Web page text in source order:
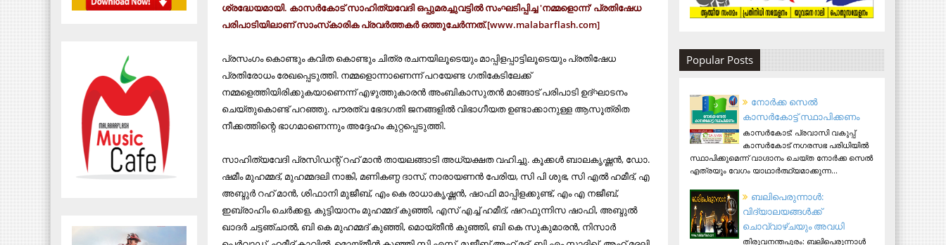
ശ്രദ്ധേയമായി. കാസര്‍കോട് സാഹിത്യവേദി ഒപ്പുമരച്ചുവട്ടില്‍ സംഘടിപ്പിച്ച 'നമ്മളൊന്ന്' പ്രതിഷേധ
പരിപാടിയിലാണ് സാംസ്‌കാരിക പ്രവര്‍ത്തകര്‍ ഒത്തുചേര്‍ന്നത്.[www.malabarflash.com]
പ്രസംഗം കൊണ്ടും കവിത കൊണ്ടും ചിത്ര രചനയിലൂടെയും മാപ്പിളപ്പാട്ടിലൂടെയും പ്രതിഷേധ
പ്രതിരോധം രേഖപ്പെടുത്തി. നമ്മളൊന്നാണെന്ന് പറയേണ്ട ഗതികേടിലേക്ക്
നമ്മളെത്തിയിരിക്കുകയാണെന്ന് എഴുത്തുകാരന്‍ അംബികാസുതന്‍ മാങ്ങാട് പരിപാടി ഉദ്ഘാടനം
ചെയ്തുകൊണ്ട് പറഞ്ഞു. പൗരത്വ ഭേദഗതി ജനങ്ങളില്‍ വിഭാഗീയത ഉണ്ടാക്കാനുള്ള ആസൂത്രിത
നീക്കത്തിന്റെ ഭാഗമാണെന്നും അദ്ദേഹം കുറ്റപ്പെടുത്തി.
സാഹിത്യവേദി പ്രസിഡന്റ് റഹ് മാന്‍ തായലങ്ങാടി അധ്യക്ഷത വഹിച്ചു. കൂക്കള്‍ ബാലകൃഷ്ണന്‍, ഡോ.
ഷമീം മുഹമ്മദ്, മുഹമ്മദലി നാങ്കി, മണികണ്ഠ ദാസ്, നാരായണന്‍ പേരിയ, സി പി ശുഭ, സി എല്‍ ഹമീദ്, എ
അബ്ദുര്‍ റഹ് മാന്‍, ശിഫാനി മുജീബ്, എം കെ രാധാകൃഷ്ണന്‍, ഷാഫി മാപ്പിളക്കുണ്ട്, എം എ നജീബ്,
ഇബ്രാഹിം ചെര്‍ക്കള, കുട്ടിയാനം മുഹമ്മദ് കുഞ്ഞി, എസ് എച്ച് ഹമീദ്, ഷറഫുന്നിസ ഷാഫി, അബ്ദുല്‍
ഖാദര്‍ ചട്ടഞ്ചാല്‍, ബി കെ മുഹമ്മദ് കുഞ്ഞി, മൊയ്തീന്‍ കുഞ്ഞി, ബി കെ സുകുമാരന്‍, നിസാര്‍
Popular Posts
നോര്‍ക്ക സെല്‍
കാസര്‍കോട്ട് സ്ഥാപിക്കണം
കാസര്‍കോട്: പ്രവാസി വകുപ്പ്
കാസര്‍കോട് നഗരസഭ പരിധിയില്‍
സ്ഥാപിക്കുമെന്ന് വാഗ്ദാനം ചെയ്ത നോര്‍ക്ക സെല്‍
എത്രയും വേഗം യാഥാര്‍ത്ഥ്യമാക്കുന്ന...
ബലിപെരുന്നാള്‍:
വിദ്യാലയങ്ങള്‍ക്ക്
ചൊവ്വാഴ്ചയും അവധി
തിരുവനന്തപുരം: ബലിപെരുന്നാള്‍